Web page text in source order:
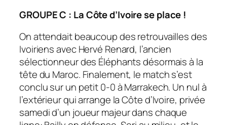
GROUPE C : La Côte d’Ivoire se place !
On attendait beaucoup des retrouvailles des
Ivoiriens avec Hervé Renard, l’ancien
sélectionneur des Éléphants désormais à la
tête du Maroc. Finalement, le match s’est
conclu sur un petit 0-0 à Marrakech. Un nul à
l’extérieur qui arrange la Côte d’Ivoire, privée
samedi d’un joueur majeur dans chaque